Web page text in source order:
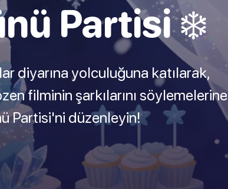
Partisi ❄️
diyarına yolculuğuna katılarak,
filminin şarkılarını söylemelerine
Partisi'ni düzenleyin!